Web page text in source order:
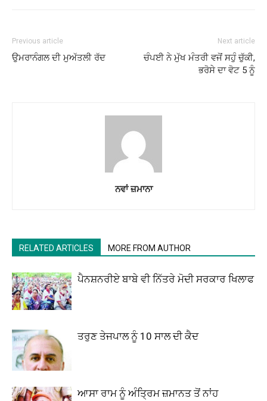
Previous article
ਉਮਰਾਨੰਗਲ ਦੀ ਮੁਅੱਤਲੀ ਰੱਦ
Next article
ਚੰਪਈ ਨੇ ਮੁੱਖ ਮੰਤਰੀ ਵਜੋਂ ਸਹੁੰ ਚੁੱਕੀ,
ਭਰੋਸੇ ਦਾ ਵੋਟ 5 ਨੂੰ
ਨਵਾਂ ਜ਼ਮਾਨਾ
RELATED ARTICLES MORE FROM AUTHOR
ਪੈਨਸ਼ਨਰੀਏ ਬਾਬੇ ਵੀ ਨਿੱਤਰੇ ਮੋਦੀ ਸਰਕਾਰ ਖਿਲਾਫ
ਤਰੁਣ ਤੇਜਪਾਲ ਨੂੰ 10 ਸਾਲ ਦੀ ਕੈਦ
ਆਸਾ ਰਾਮ ਨੂੰ ਅੰਤ੍ਰਿਮ ਜ਼ਮਾਨਤ ਤੋਂ ਨਾਂਹ